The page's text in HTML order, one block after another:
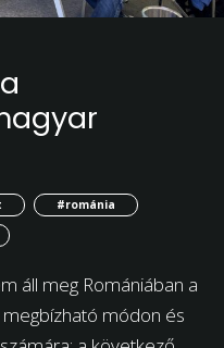
#románia
áll meg Romániában a
módon és